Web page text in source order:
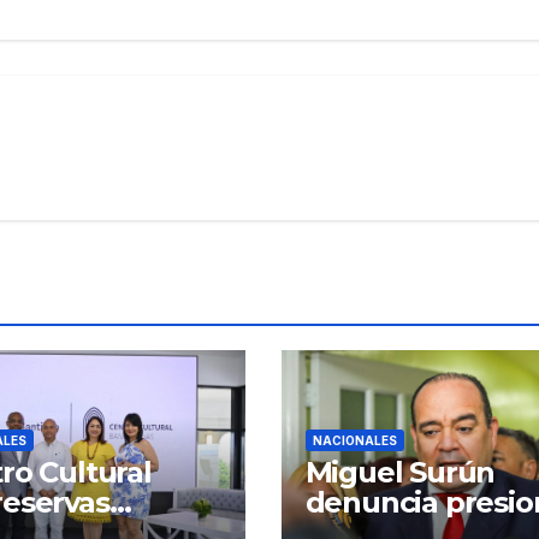
Cultural
NACIONALES
Miguel Surún
denuncia